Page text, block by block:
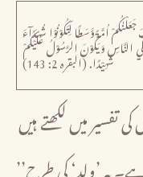
اُمَّةً وَّسَطًا لِّتَكُوْنُوْا شُهَدَآءَ
النَّاسِ وَيَكُوْنَ الرَّسُوْلُ عَلَيْكُمْ
شَهِيْدًا. (البقرہ 2: 143)
’’اصل میں لفظ ’وَسَط‘ استعمال ہوا ہے۔ یہ ’ولد‘ کی طرح